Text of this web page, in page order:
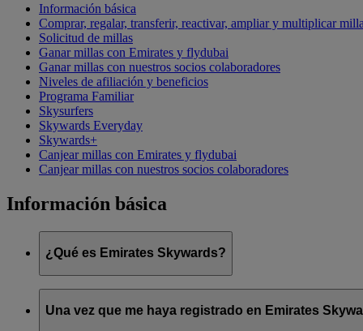
Información básica
Comprar, regalar, transferir, reactivar, ampliar y multiplicar
Solicitud de millas
Ganar millas con Emirates y flydubai
Ganar millas con nuestros socios colaboradores
Niveles de afiliación y beneficios
Programa Familiar
Skysurfers
Skywards Everyday
Skywards+
Canjear millas con Emirates y flydubai
Canjear millas con nuestros socios colaboradores
Información básica
¿Qué es Emirates Skywards?
Emirates Skywards es el galardonado programa de
Ofrece a los socios una serie de ventajas y experiencias
Una vez que me haya registrado en Emirates